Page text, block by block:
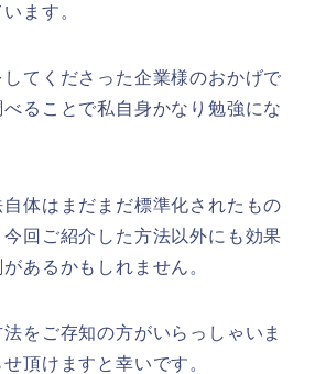
ます。
てくださった企業様のおかげで
ることで私自身かなり勉強にな
体はまだまだ標準化されたもの
回ご紹介した方法以外にも効果
あるかもしれません。
をご存知の方がいらっしゃいま
頂けますと幸いです。